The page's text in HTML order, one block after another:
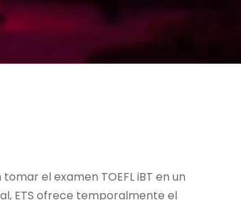
el examen TOEFL iBT en un
ETS ofrece temporalmente el